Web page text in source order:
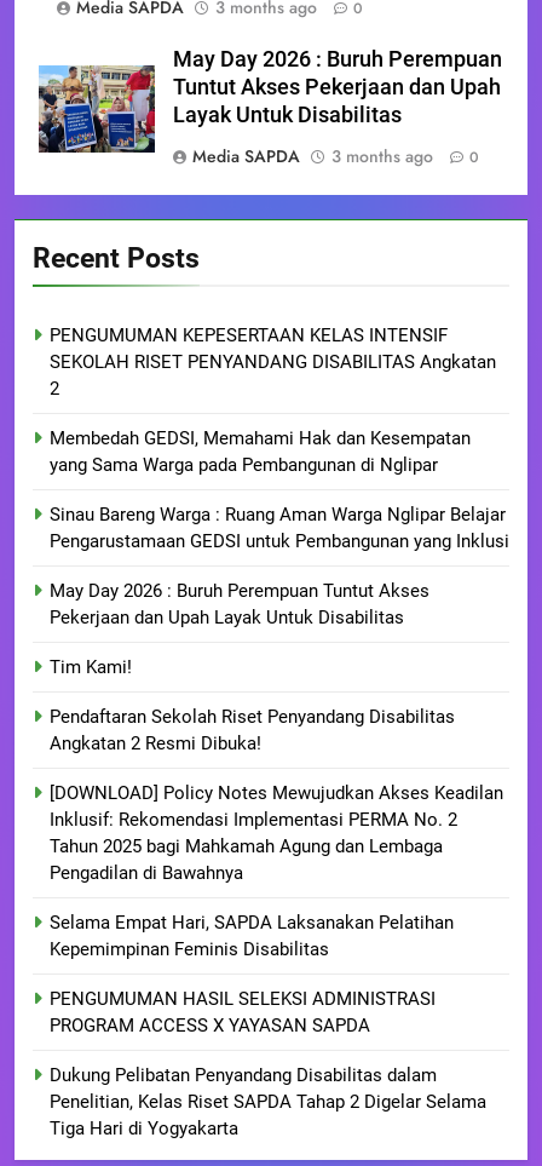
Media SAPDA
3 months ago 0
May Day 2026 : Buruh Perempuan
Tuntut Akses Pekerjaan dan Upah
Layak Untuk Disabilitas
Media SAPDA
3 months ago 0
Recent Posts
PENGUMUMAN KEPESERTAAN KELAS INTENSIF
SEKOLAH RISET PENYANDANG DISABILITAS Angkatan
2
Membedah GEDSI, Memahami Hak dan Kesempatan
yang Sama Warga pada Pembangunan di Nglipar
Sinau Bareng Warga : Ruang Aman Warga Nglipar Belajar
Pengarustamaan GEDSI untuk Pembangunan yang Inklusi
May Day 2026 : Buruh Perempuan Tuntut Akses
Pekerjaan dan Upah Layak Untuk Disabilitas
Tim Kami!
Pendaftaran Sekolah Riset Penyandang Disabilitas
Angkatan 2 Resmi Dibuka!
[DOWNLOAD] Policy Notes Mewujudkan Akses Keadilan
Inklusif: Rekomendasi Implementasi PERMA No. 2
Tahun 2025 bagi Mahkamah Agung dan Lembaga
Pengadilan di Bawahnya
Selama Empat Hari, SAPDA Laksanakan Pelatihan
Kepemimpinan Feminis Disabilitas
PENGUMUMAN HASIL SELEKSI ADMINISTRASI
PROGRAM ACCESS X YAYASAN SAPDA
Dukung Pelibatan Penyandang Disabilitas dalam
Penelitian, Kelas Riset SAPDA Tahap 2 Digelar Selama
Tiga Hari di Yogyakarta